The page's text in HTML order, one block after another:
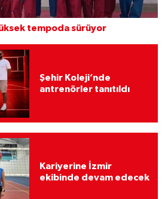
tempoda sürüyor
Şehir Koleji’nde
antrenörler tanıtıldı
Kariyerine İzmir
ekibinde devam edecek